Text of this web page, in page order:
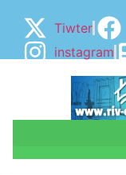
Tiwter
instagram
BLOGGER